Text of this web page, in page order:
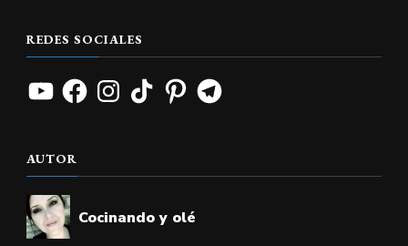
REDES SOCIALES
YouTubeFacebookInstagramTikTokPinterestTelegram
AUTOR
Cocinando y olé